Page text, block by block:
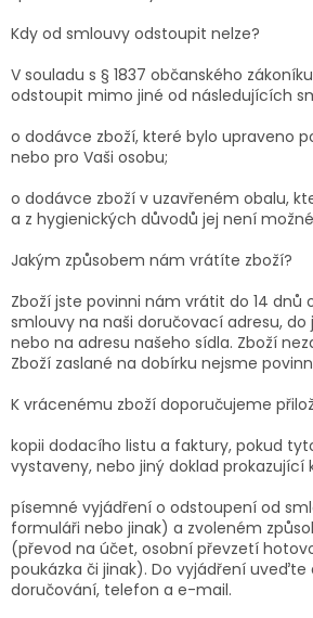
Kdy od smlouvy odstoupit nelze?
V souladu s § 1837 občanského
odstoupit mimo jiné od následujících
o dodávce zboží, které bylo upraveno
nebo pro Vaši osobu;
o dodávce zboží v uzavřeném obalu,
a z hygienických důvodů jej není
Jakým způsobem nám vrátíte zboží?
Zboží jste povinni nám vrátit do 14 dnů
smlouvy na naši doručovací adresu, do
nebo na adresu našeho sídla. Zboží
Zboží zaslané na dobírku nejsme
K vrácenému zboží doporučujeme
kopii dodacího listu a faktury, pokud
vystaveny, nebo jiný doklad prokazující
písemné vyjádření o odstoupení od
formuláři nebo jinak) a zvoleném
(převod na účet, osobní převzetí
poukázka či jinak). Do vyjádření uveďte
doručování, telefon a e-mail.